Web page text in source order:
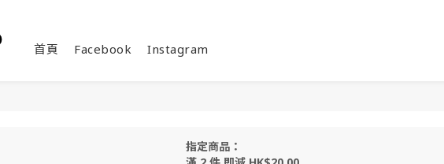
首頁 Facebook Instagram
指定商品：